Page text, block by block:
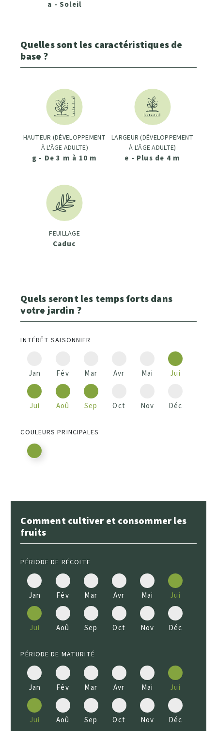
a - Soleil
Quelles sont les caractéristiques de
base ?
HAUTEUR (DÉVELOPPEMENT
À L'ÂGE ADULTE)
g - De 3 m à 10 m
LARGEUR (DÉVELOPPEMENT
À L'ÂGE ADULTE)
e - Plus de 4 m
FEUILLAGE
Caduc
Quels seront les temps forts dans
votre jardin ?
INTÉRÊT SAISONNIER
Jan Fév Mar Avr Mai Jui
Jui Aoû Sep Oct Nov Déc
COULEURS PRINCIPALES
Comment cultiver et consommer les
fruits
PÉRIODE DE RÉCOLTE
Jan Fév Mar Avr Mai Jui
Jui Aoû Sep Oct Nov Déc
PÉRIODE DE MATURITÉ
Jan Fév Mar Avr Mai Jui
Jui Aoû Sep Oct Nov Déc